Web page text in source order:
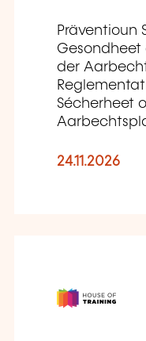
Präventioun
Gesondheet
der
Sécherheet
24.11.2026